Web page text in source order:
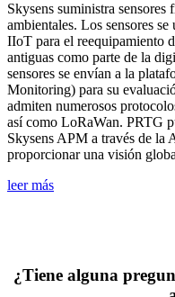
Skysens suministra sensores
ambientales. Los sensores
IIoT para el reequipamiento
antiguas como parte de la
sensores se envían a la
Monitoring) para su
admiten numerosos
así como LoRaWan. PRTG
Skysens APM a través de la
proporcionar una visión
leer más
¿Tiene alguna